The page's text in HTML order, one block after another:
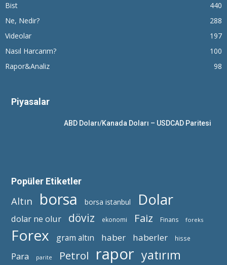
Bist
440
Ne, Nedir?
288
Videolar
197
Nasıl Harcarım?
100
Rapor&Analiz
98
Piyasalar
ABD Doları/Kanada Doları – USDCAD Paritesi
Popüler Etiketler
Altın borsa borsa istanbul Dolar
dolar ne olur döviz ekonomi Faiz Finans foreks
Forex gram altın haber haberler hisse
Para parite Petrol rapor yatırım